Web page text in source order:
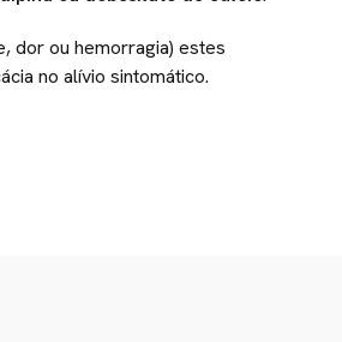
dor ou hemorragia) estes
no alívio sintomático.